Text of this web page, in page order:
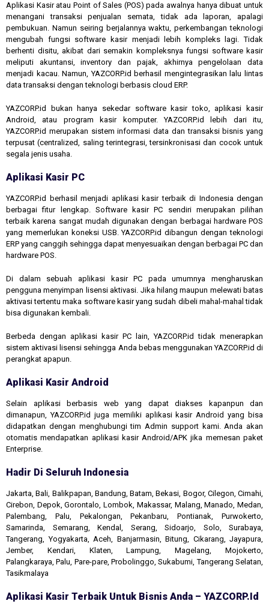
Aplikasi Kasir atau Point of Sales (POS) pada awalnya hanya dibuat untuk
menangani transaksi penjualan semata, tidak ada laporan, apalagi
pembukuan. Namun seiring berjalannya waktu, perkembangan teknologi
mengubah fungsi software kasir menjadi lebih kompleks lagi. Tidak
berhenti disitu, akibat dari semakin kompleksnya fungsi software kasir
meliputi akuntansi, inventory dan pajak, akhirnya pengelolaan data
menjadi kacau. Namun, YAZCORP.id berhasil mengintegrasikan lalu lintas
data transaksi dengan teknologi berbasis cloud ERP.
YAZCORP.id bukan hanya sekedar software kasir toko, aplikasi kasir
Android, atau program kasir komputer. YAZCORP.id lebih dari itu,
YAZCORP.id merupakan sistem informasi data dan transaksi bisnis yang
terpusat (centralized, saling terintegrasi, tersinkronisasi dan cocok untuk
segala jenis usaha.
Aplikasi Kasir PC
YAZCORP.id berhasil menjadi aplikasi kasir terbaik di Indonesia dengan
berbagai fitur lengkap. Software kasir PC sendiri merupakan pilihan
terbaik karena sangat mudah digunakan dengan berbagai hardware POS
yang memerlukan koneksi USB. YAZCORP.id dibangun dengan teknologi
ERP yang canggih sehingga dapat menyesuaikan dengan berbagai PC dan
hardware POS.
Di dalam sebuah aplikasi kasir PC pada umumnya mengharuskan
pengguna menyimpan lisensi aktivasi. Jika hilang maupun melewati batas
aktivasi tertentu maka software kasir yang sudah dibeli mahal-mahal tidak
bisa digunakan kembali.
Berbeda dengan aplikasi kasir PC lain, YAZCORP.id tidak menerapkan
sistem aktivasi lisensi sehingga Anda bebas menggunakan YAZCORP.id di
perangkat apapun.
Aplikasi Kasir Android
Selain aplikasi berbasis web yang dapat diakses kapanpun dan
dimanapun, YAZCORP.id juga memiliki aplikasi kasir Android yang bisa
didapatkan dengan menghubungi tim Admin support kami. Anda akan
otomatis mendapatkan aplikasi kasir Android/APK jika memesan paket
Enterprise.
Hadir Di Seluruh Indonesia
Jakarta, Bali, Balikpapan, Bandung, Batam, Bekasi, Bogor, Cilegon, Cimahi,
Cirebon, Depok, Gorontalo, Lombok, Makassar, Malang, Manado, Medan,
Palembang, Palu, Pekalongan, Pekanbaru, Pontianak, Purwokerto,
Samarinda, Semarang, Kendal, Serang, Sidoarjo, Solo, Surabaya,
Tangerang, Yogyakarta, Aceh, Banjarmasin, Bitung, Cikarang, Jayapura,
Jember, Kendari, Klaten, Lampung, Magelang, Mojokerto,
Palangkaraya, Palu, Pare-pare, Probolinggo, Sukabumi, Tangerang Selatan,
Tasikmalaya
Aplikasi Kasir Terbaik Untuk Bisnis Anda – YAZCORP.id